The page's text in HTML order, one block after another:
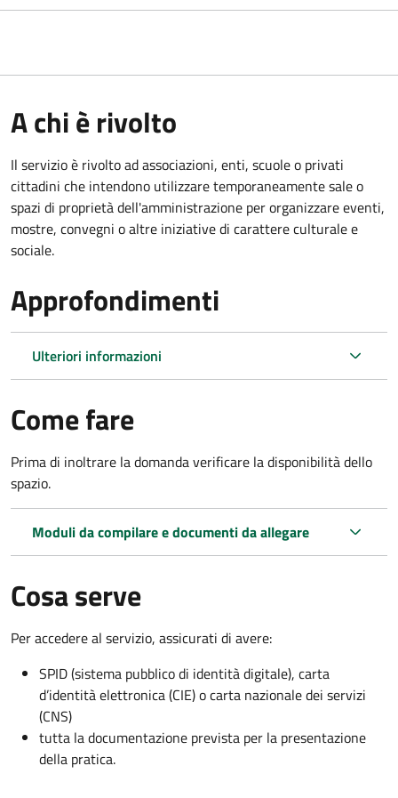
A chi è rivolto
Il servizio è rivolto ad associazioni, enti, scuole o privati
cittadini che intendono utilizzare temporaneamente sale o
spazi di proprietà dell'amministrazione per organizzare eventi,
mostre, convegni o altre iniziative di carattere culturale e
sociale.
Approfondimenti
Ulteriori informazioni
Come fare
Prima di inoltrare la domanda verificare la disponibilità dello
spazio.
Moduli da compilare e documenti da allegare
Cosa serve
Per accedere al servizio, assicurati di avere:
SPID (sistema pubblico di identità digitale), carta
d’identità elettronica (CIE) o carta nazionale dei servizi
(CNS)
tutta la documentazione prevista per la presentazione
della pratica.